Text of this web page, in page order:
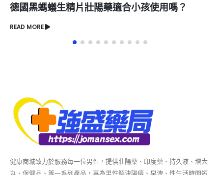
德國紅魔壯陽藥能否有效治療勃起功能障礙
READ MORE
健康商城致力於服務每一位男性，提供壯陽藥、印度藥、持久液、增大